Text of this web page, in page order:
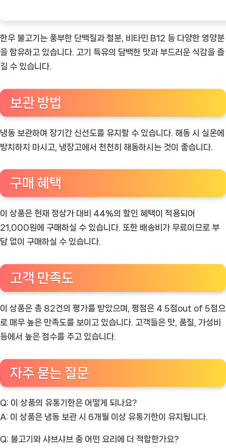
한우 불고기는 풍부한 단백질과 철분, 비타민 B12 등 다양한 영양분
을 함유하고 있습니다. 고기 특유의 담백한 맛과 부드러운 식감을 즐
길 수 있습니다.
보관 방법
냉동 보관하여 장기간 신선도를 유지할 수 있습니다. 해동 시 실온에
방치하지 마시고, 냉장고에서 천천히 해동하시는 것이 좋습니다.
구매 혜택
이 상품은 현재 정상가 대비 44%의 할인 혜택이 적용되어
21,000원에 구매하실 수 있습니다. 또한 배송비가 무료이므로 부
담 없이 구매하실 수 있습니다.
고객 만족도
이 상품은 총 82건의 평가를 받았으며, 평점은 4.5점out of 5점으
로 매우 높은 만족도를 보이고 있습니다. 고객들은 맛, 품질, 가성비
등에서 높은 점수를 주고 있습니다.
자주 묻는 질문
Q: 이 상품의 유통기한은 어떻게 되나요?
A: 이 상품은 냉동 보관 시 6개월 이상 유통기한이 유지됩니다.
Q: 불고기와 샤브샤브 중 어떤 요리에 더 적합한가요?